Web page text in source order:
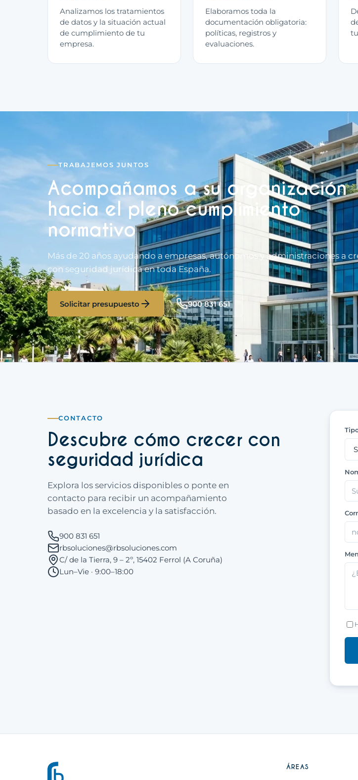
Analizamos los tratamientos
de datos y la situación actual
de cumplimiento de tu
empresa.
Elaboramos toda la
documentación obligatoria:
políticas, registros y
evaluaciones.
TRABAJEMOS JUNTOS
Acompañamos a su organización
hacia el pleno cumplimiento
normativo
Más de 20 años ayudando a empresas, autónomos y administraciones a
con seguridad jurídica en toda España.
Solicitar presupuesto 900 831 651
CONTACTO
Descubre cómo crecer con
seguridad jurídica
Explora los servicios disponibles o ponte en
contacto para recibir un acompañamiento
basado en la excelencia y la satisfacción.
900 831 651
rbsoluciones@rbsoluciones.com
C/ de la Tierra, 9 – 2º, 15402 Ferrol (A Coruña)
Lun–Vie · 9:00–18:00
ÁREAS